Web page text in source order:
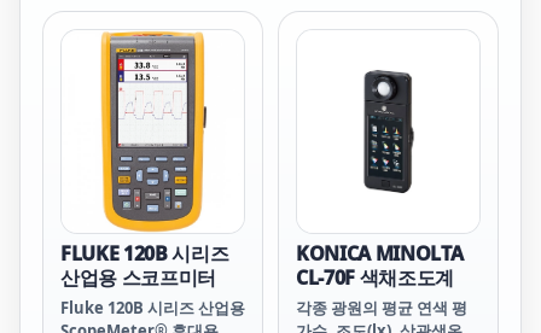
결합합니다. 측정된 값을
무선으로 기록하고 기록하
며 데이터를 차트나 표로
표시하여 쉽게 분석할 수
있습니다. 이 장치는 호환
장치에서 실시간 모니터링
및 원격 제어에 유용합니
능을 제공합니다. 작고 가
벼우며(1.3kg 미만) 패딩
트랩이 함께 제공되어 취급
이 편리합니다. 조작이 직
관적이고 모든 수준의 작업
자가 쉽게 익힐 수 있으므
로 즉시 작업에 투입하여
모든 현지 규정에 따라 빠
르고 효율적으로 테스트할
수 있습니다. RCD 및 루프
테스트를 위한 켜기/끄기
전환 가능한 자동 시작 및
자체 테스트와 같은 추가
FLUKE 120B 시리즈
산업용 스코프미터
Fluke 120B 시리즈 산업용
KONICA MINOLTA
CL-70F 색채조도계
각종 광원의 평균 연색 평